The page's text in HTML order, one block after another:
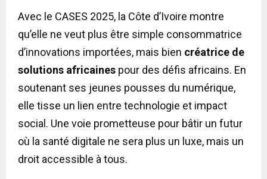
Avec le CASES 2025, la Côte d’Ivoire montre
qu’elle ne veut plus être simple consommatrice
d’innovations importées, mais bien créatrice de
solutions africaines pour des défis africains. En
soutenant ses jeunes pousses du numérique,
elle tisse un lien entre technologie et impact
social. Une voie prometteuse pour bâtir un futur
où la santé digitale ne sera plus un luxe, mais un
droit accessible à tous.